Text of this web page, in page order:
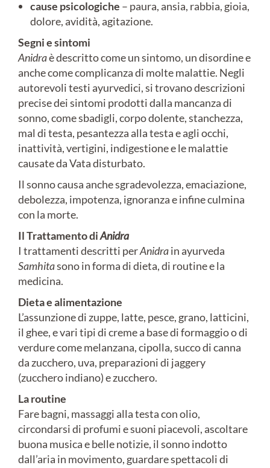
cause psicologiche – paura, ansia, rabbia, gioia,
dolore, avidità, agitazione.
Segni e sintomi
Anidraè descritto come un sintomo, un disordine e
anche come complicanza di molte malattie. Negli
autorevoli testi ayurvedici, si trovano descrizioni
precise dei sintomi prodotti dalla mancanza di
sonno, come sbadigli, corpo dolente, stanchezza,
mal di testa, pesantezza alla testa e agli occhi,
inattività, vertigini, indigestione e le malattie
causate da Vata disturbato.
Il sonno causa anche sgradevolezza, emaciazione,
debolezza, impotenza, ignoranza e infine culmina
con la morte.
Il Trattamento diAnidra
I trattamenti descritti perAnidrain ayurveda
Samhitasono in forma di dieta, di routine e la
medicina.
Dieta e alimentazione
L’assunzione di zuppe, latte, pesce, grano, latticini,
il ghee, e vari tipi di creme a base di formaggio o di
verdure come melanzana, cipolla, succo di canna
da zucchero, uva, preparazioni di jaggery
(zucchero indiano) e zucchero.
La routine
Fare bagni, massaggi alla testa con olio,
circondarsi di profumi e suoni piacevoli, ascoltare
buona musica e belle notizie, il sonno indotto
dall’aria in movimento, guardare spettacoli di